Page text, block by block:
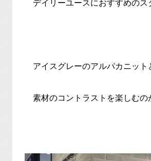
デイリーユースにおすすめのス
アイスグレーのアルパカニット
素材のコントラストを楽しむの